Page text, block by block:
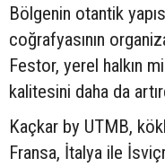
Bölgenin otantik
coğrafyasının
Festor, yerel halkın
kalitesini daha da
Kaçkar by UTMB,
Fransa, İtalya ile